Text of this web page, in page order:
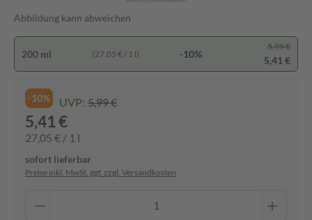
Abbildung kann abweichen
200 ml (27,05 € / 1 l) -10%
5,99 €
5,41 €
-10% UVP: 5,99 €
5,41 €
27,05 € / 1 l
sofort lieferbar
Preise inkl. MwSt. ggf. zzgl. Versandkosten